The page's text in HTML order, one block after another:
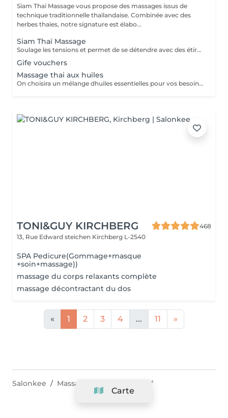
Siam Thaï Massage vous propose des massages issus de
technique traditionnelle thaïlandaise. Combinée avec des
herbes thaïes, notre signature est élabo...
Siam Thaï Massage
Soulage les tensions et permet de se détendre avec des étirements délicats de votre corps pour améliorer la mobilité et la flexibilité, suivie par les techniques de massage thaï par des pressions, sans utilisation dhuile.
Gife vouchers
Massage thai aux huiles
On choisira un mélange dhuiles essentielles pour vos besoins physiques. Un massage thérapeutique à laide dune technique spéciale pour vider les poches de liquide lymphatique et de rétention deau. Ce traitement est conçu pour aider à stimuler la circulation et daccroître la capacité du corps à éliminer les toxines et à absorber les éléments nutritifs. Vos huiles essentielles préférées peuvent être sélectionnées à votre arrivée.
TONI&GUY KIRCHBERG
468
13, Rue Edward steichen Kirchberg L-2540
SPA Pedicure(Gommage+masque
+soin+massage))
massage du corps relaxants complète
massage décontractant du dos
« 1 2 3 4 ... 11 »
Carte
Salonkee Massage & Spa Heisdorf